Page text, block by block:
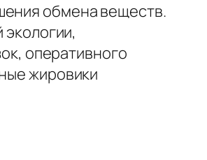
обмена веществ.
оперативного
жировики